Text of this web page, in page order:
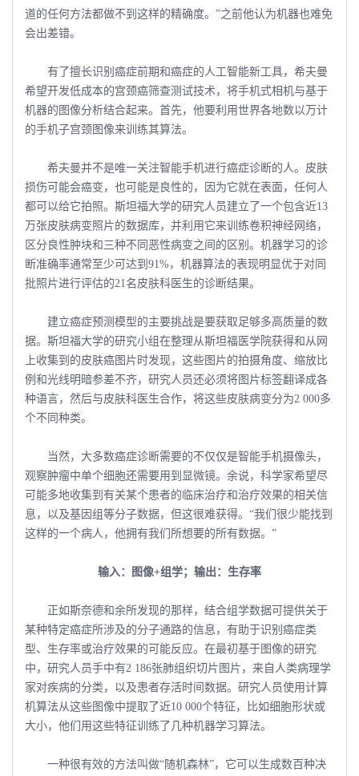
道的任何方法都做不到这样的精确度。”之前他认为机器也难免
会出差错。
有了擅长识别癌症前期和癌症的人工智能新工具，希夫曼
希望开发低成本的宫颈癌筛查测试技术，将手机式相机与基于
机器的图像分析结合起来。首先，他要利用世界各地数以万计
的手机子宫颈图像来训练其算法。
希夫曼并不是唯一关注智能手机进行癌症诊断的人。皮肤
损伤可能会癌变，也可能是良性的，因为它就在表面，任何人
都可以给它拍照。斯坦福大学的研究人员建立了一个包含近13
万张皮肤病变照片的数据库，并利用它来训练卷积神经网络，
区分良性肿块和三种不同恶性病变之间的区别。机器学习的诊
断准确率通常至少可达到91%，机器算法的表现明显优于对同
批照片进行评估的21名皮肤科医生的诊断结果。
建立癌症预测模型的主要挑战是要获取足够多高质量的数
据。斯坦福大学的研究小组在整理从斯坦福医学院获得和从网
上收集到的皮肤癌图片时发现，这些图片的拍摄角度、缩放比
例和光线明暗参差不齐，研究人员还必须将图片标签翻译成各
种语言，然后与皮肤科医生合作，将这些皮肤病变分为2 000多
个不同种类。
当然，大多数癌症诊断需要的不仅仅是智能手机摄像头，
观察肿瘤中单个细胞还需要用到显微镜。余说，科学家希望尽
可能多地收集到有关某个患者的临床治疗和治疗效果的相关信
息，以及基因组等分子数据，但这很难获得。“我们很少能找到
这样的一个病人，他拥有我们所想要的所有数据。”
输入：图像+组学；输出：生存率
正如斯奈德和余所发现的那样，结合组学数据可提供关于
某种特定癌症所涉及的分子通路的信息，有助于识别癌症类
型、生存率或治疗效果的可能反应。在最初基于图像的研究
中，研究人员手中有2 186张肺组织切片图片，来自人类病理学
家对疾病的分类，以及患者存活时间数据。研究人员使用计算
机算法从这些图像中提取了近10 000个特征，比如细胞形状或
大小，他们用这些特征训练了几种机器学习算法。
一种很有效的方法叫做“随机森林”，它可以生成数百种决